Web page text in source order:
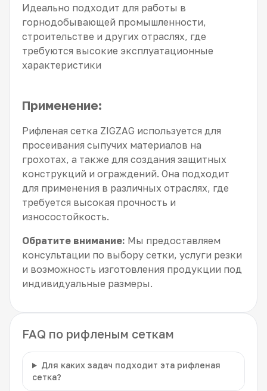
Идеально подходит для работы в
горнодобывающей промышленности,
строительстве и других отраслях, где
требуются высокие эксплуатационные
характеристики
Применение:
Рифленая сетка ZIGZAG используется для
просеивания сыпучих материалов на
грохотах, а также для создания защитных
конструкций и ограждений. Она подходит
для применения в различных отраслях, где
требуется высокая прочность и
износостойкость.
Обратите внимание: Мы предоставляем
консультации по выбору сетки, услуги резки
и возможность изготовления продукции под
индивидуальные размеры.
FAQ по рифленым сеткам
Для каких задач подходит эта рифленая
сетка?